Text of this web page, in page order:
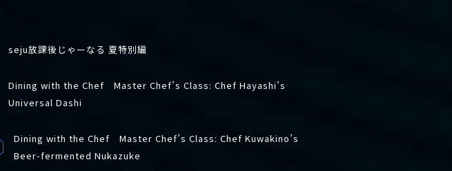
seju放課後じゃーなる 夏特別編
Dining with the Chef Master Chef’s Class: Chef Hayashi’s
Universal Dashi
Dining with the Chef Master Chef’s Class: Chef Kuwakino’s
Beer-fermented Nukazuke